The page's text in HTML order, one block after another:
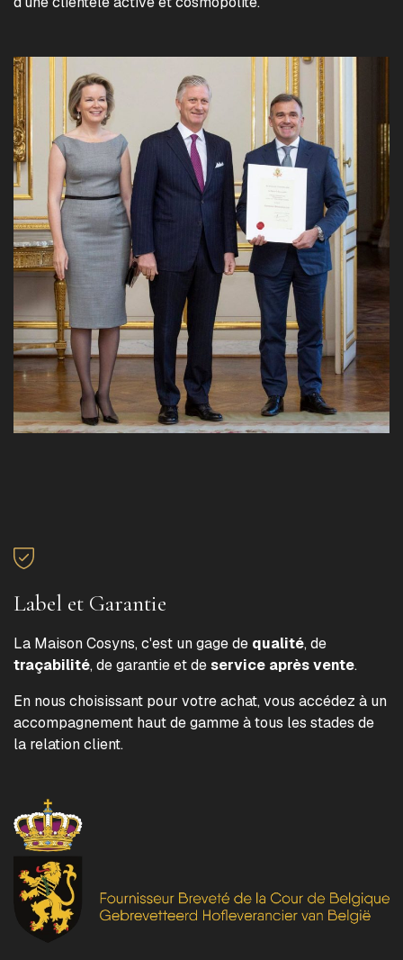
Label et Garantie
La Maison Cosyns, c'est un gage de qualité, de
traçabilité, de garantie et deservice après vente.
En nous choisissant pour votre achat, vous accédez à un
accompagnement haut de gamme à tous les stades de
la relation client.